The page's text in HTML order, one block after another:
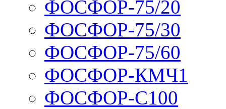
ФОСФОР-75/20
ФОСФОР-75/30
ФОСФОР-75/60
ФОСФОР-КМЧ1
ФОСФОР-С100